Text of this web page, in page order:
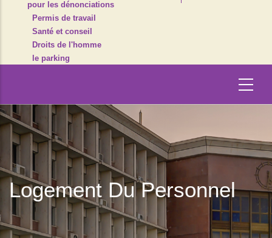
pour les dénonciations
Permis de travail
Santé et conseil
Droits de l'homme
le parking
Logement Du Personnel